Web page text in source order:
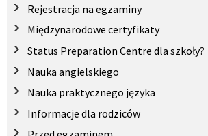
Rejestracja na egzaminy
Międzynarodowe certyfikaty
Status Preparation Centre dla szkoły?
Nauka angielskiego
Nauka praktycznego języka
Informacje dla rodziców